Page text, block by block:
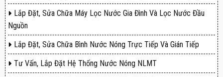
Lắp Đặt, Sửa Chữa Máy Lọc Nước Gia Đình Và Lọc Nước Đầu
Nguồn
Lắp Đặt, Sửa Chữa Bình Nước Nóng Trực Tiếp Và Gián Tiếp
Tư Vấn, Lắp Đặt Hệ Thống Nước Nóng NLMT